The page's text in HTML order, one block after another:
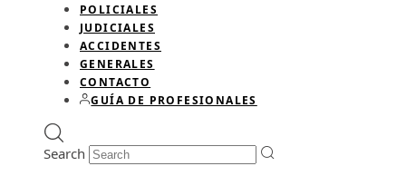
POLICIALES
JUDICIALES
ACCIDENTES
GENERALES
CONTACTO
GUÍA DE PROFESIONALES
Search